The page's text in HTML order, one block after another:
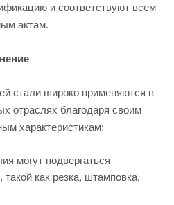
и соответствуют всем
актам.
стали широко применяются в
отраслях благодаря своим
характеристикам:
могут подвергаться
как резка, штамповка,